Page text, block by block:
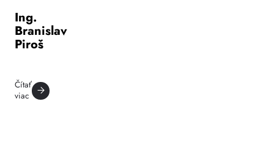
Ing.
Branislav
Piroš
Čítať
viac